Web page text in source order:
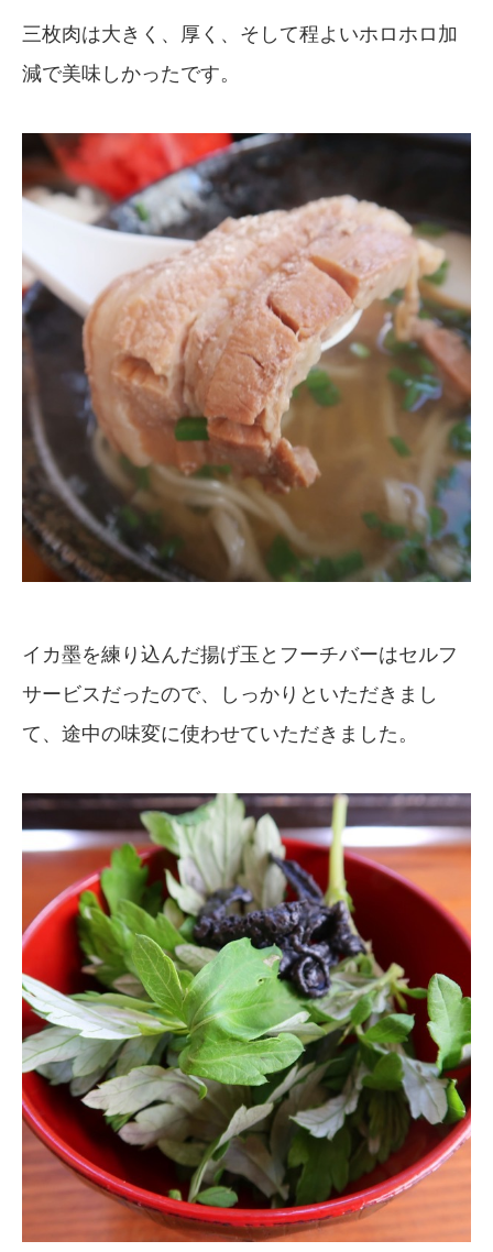
三枚肉は大きく、厚く、そして程よいホロホロ加
減で美味しかったです。
イカ墨を練り込んだ揚げ玉とフーチバーはセルフ
サービスだったので、しっかりといただきまし
て、途中の味変に使わせていただきました。